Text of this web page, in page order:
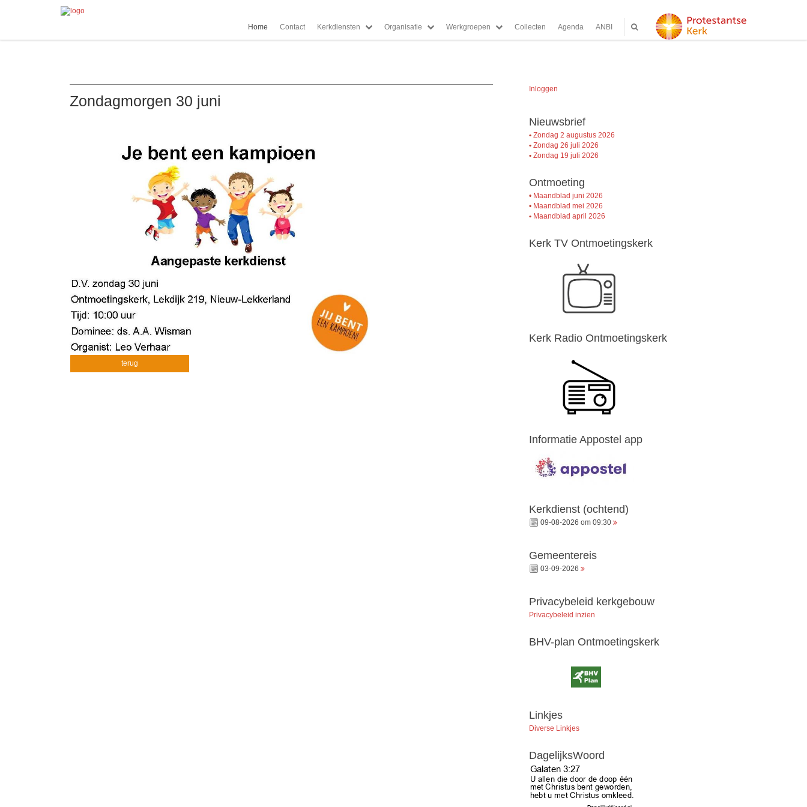
Home Contact Kerkdiensten Organisatie Werkgroepen Collecten Agenda ANBI
Zondagmorgen 30 juni
terug
Inloggen
Nieuwsbrief
•Zondag 2 augustus 2026
•Zondag 26 juli 2026
•Zondag 19 juli 2026
Ontmoeting
• Maandblad juni 2026
• Maandblad mei 2026
• Maandblad april 2026
Kerk TV Ontmoetingskerk
Kerk Radio Ontmoetingskerk
Informatie Appostel app
Kerkdienst (ochtend)
09-08-2026 om 09:30
Gemeentereis
03-09-2026
Privacybeleid kerkgebouw
Privacybeleid inzien
BHV-plan Ontmoetingskerk
Linkjes
Diverse Linkjes
DagelijksWoord